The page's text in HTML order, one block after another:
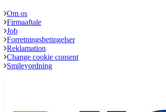
Om os
Firmaaftale
Job
Forretningsbetingelser
Reklamation
Change cookie consent
Smileyordning